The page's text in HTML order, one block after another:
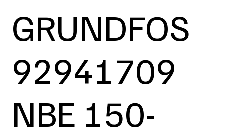
GRUNDFOS
92941709
NBE 150-